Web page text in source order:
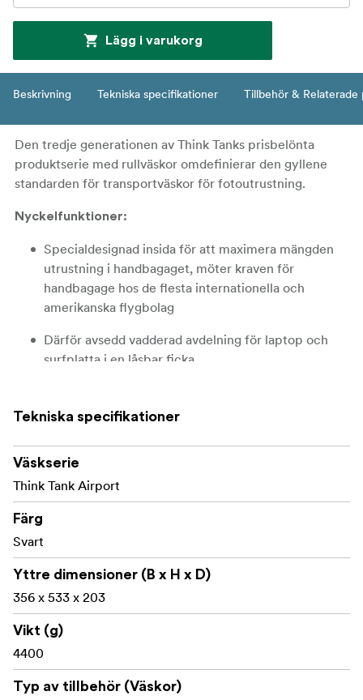
Lägg i varukorg
Beskrivning Tekniska specifikationer Tillbehör & Relaterade
Den tredje generationen av Think Tanks prisbelönta
produktserie med rullväskor omdefinierar den gyllene
standarden för transportväskor för fotoutrustning.
Nyckelfunktioner:
Specialdesignad insida för att maximera mängden
utrustning i handbagaget, möter kraven för
handbagage hos de flesta internationella och
amerikanska flygbolag
Därför avsedd vadderad avdelning för laptop och
surfplatta i en låsbar ficka
en högelastisk vajer och ett kombinationslås till
Fråga ditt flygbolag om uppdaterade krav för
handbagaget
MER INFORMATION
YTTERLIGARE EGENSKAPER
Snabb och enkel åtkomst till det utfällbara
handtaget
Ficka för stativfäste på sidan (extra remmar ingår för
Utvidgbart topplock sluter sig om stora kamerahus
Tekniska specifikationer
Väskserie
Think Tank Airport
Färg
Svart
Yttre dimensioner (B x H x D)
356 x 533 x 203
Vikt (g)
4400
Typ av tillbehör (Väskor)